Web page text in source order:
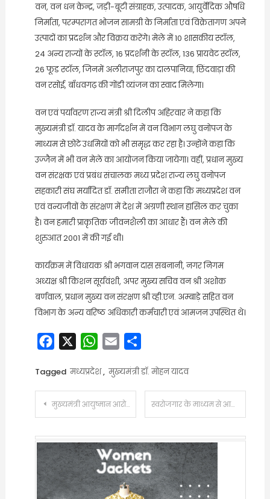
वन, वन धन केन्द्र, जड़ी-बूटी संग्राहक, उत्पादक, आयुर्वेदिक औषधि
निर्माता, परम्परागत भोजन सामग्री के निर्माता एवं विक्रेतागण अपने
उत्पादों का प्रदर्शन और विक्रय करेंगे। मेले में 10 शासकीय स्टॉल,
24 अन्य राज्यों के स्टॉल, 16 प्रदर्शनी के स्टॉल, 136 प्रायवेट स्टॉल,
26 फूड स्टॉल, जिनमें अलीराजपुर का दालपानिया, छिंदवाड़ा की
वन रसोई, बाँधवगढ़ की गोंडी व्यंजन का स्वाद मिलेगा।
वन एवं पर्यावरण राज्य मंत्री श्री दिलीप अहिरवार ने कहा कि
मुख्यमंत्री डॉ. यादव के मार्गदर्शन में वन विभाग लघु वनोपज के
माध्यम से छोटे उधमियों को भी समृद्ध कर रहा है। उन्होंने कहा कि
उज्जैन में भी वन मेले का आयोजन किया जायेगा। वहीं, प्रधान मुख्य
वन संरक्षक एवं प्रबंध संचालक मध्य प्रदेश राज्य लघु वनोपज
सहकारी संघ मर्यादित डॉ. समीता राजौरा ने कहा कि मध्यप्रदेश वन
एवं वन्यजीवों के संरक्षण में देश में अग्रणी स्थान हासिल कर चुका
है। वन हमारी प्राकृतिक जीवनशैली का आधार हैं। वन मेले की
शुरुआत 2001 में की गई थी।
कार्यक्रम में विधायक श्री भगवान दास सबनानी, नगर निगम
अध्यक्ष श्री किशन सूर्यवंशी, अपर मुख्य सचिव वन श्री अशोक
बर्णवाल, प्रधान मुख्य वन संरक्षण श्री व्ही.एन. अम्बाड़े सहित वन
विभाग के अन्य वरिष्ठ अधिकारी कर्मचारी एवं आमजन उपस्थित थे।
Facebook WhatsApp
Email
Tagged मध्यप्रदेश, मुख्यमंत्री डॉ. मोहन यादव
Post
मुख्यमंत्री आयुष्मान आरोग्य रक्तदान शिविर, प्रदेश में 44 हजार 705 लोगों ने किया रक्तदान स्वरोजगार के माध्यम से आत्मनिर्भर उत्तराखंड का निर्माण हमारा संकल्प : मुख्यमंत्री धामी